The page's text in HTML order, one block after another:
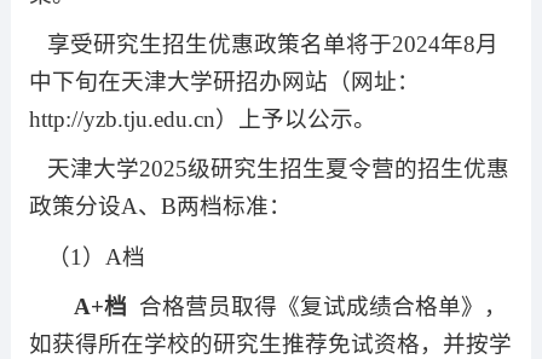
享受研究生招生优惠政策名单将于2024年8月
中下旬在天津大学研招办网站（网址：
http://yzb.tju.edu.cn）上予以公示。
天津大学2025级研究生招生夏令营的招生优惠
政策分设A、 B两档标准：
（1 ） A档
A+档 合格营员取得《复试成绩合格单》，
如获得所在学校的研究生推荐免试资格，并按学